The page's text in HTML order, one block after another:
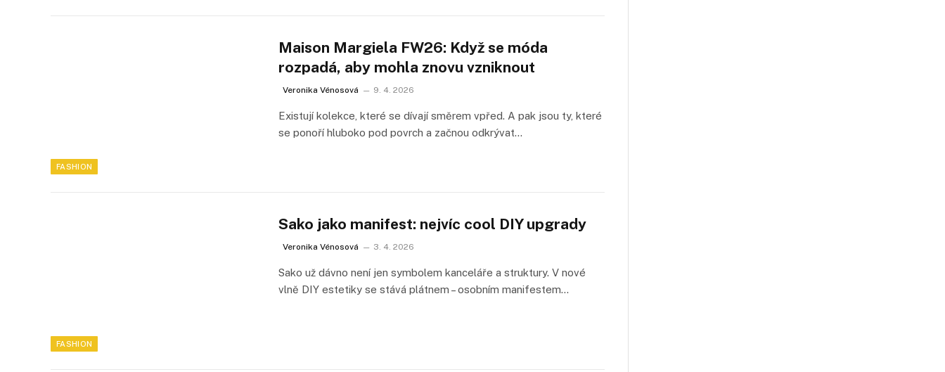
FASHION
Maison Margiela FW26: Když se móda
rozpadá, aby mohla znovu vzniknout
Veronika Vénosová 9. 4. 2026
Existují kolekce, které se dívají směrem vpřed. A pak jsou ty, které
se ponoří hluboko pod povrch a začnou odkrývat…
FASHION
Sako jako manifest: nejvíc cool DIY upgrady
Veronika Vénosová 3. 4. 2026
Sako už dávno není jen symbolem kanceláře a struktury. V nové
vlně DIY estetiky se stává plátnem – osobním manifestem…